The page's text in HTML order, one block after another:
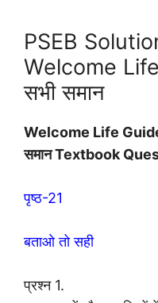
PSEB
Welcome
सभी समान
Welcome Life
समान Textbook
पृष्ठ-21
बताओ तो सही
प्रश्न 1.